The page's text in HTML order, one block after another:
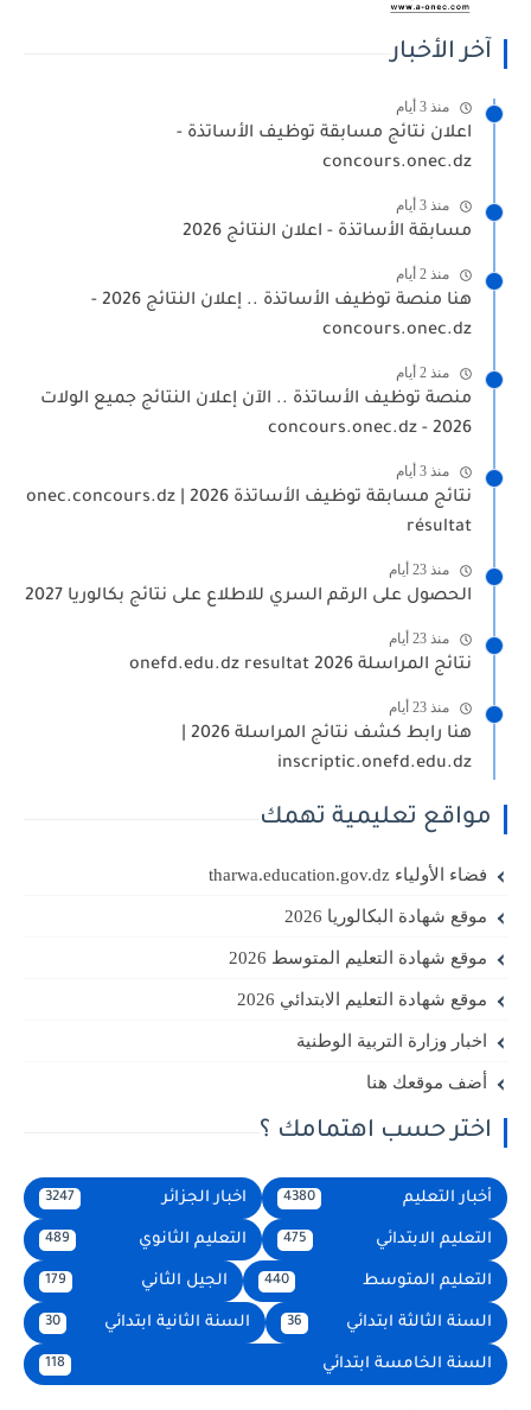
آخر الأخبار
منذ 3 أيام
اعلان نتائج مسابقة توظيف الأساتذة -
concours.onec.dz
منذ 3 أيام
مسابقة الأساتذة - اعلان النتائج 2026
منذ 2 أيام
هنا منصة توظيف الأساتذة .. إعلان النتائج 2026 -
concours.onec.dz
منذ 2 أيام
منصة توظيف الأساتذة .. الآن إعلان النتائج جميع الولات
2026 - concours.onec.dz
منذ 3 أيام
نتائج مسابقة توظيف الأساتذة 2026 | onec.concours.dz
résultat
منذ 23 أيام
الحصول على الرقم السري للاطلاع على نتائج بكالوريا 2027
منذ 23 أيام
نتائج المراسلة 2026 onefd.edu.dz resultat
منذ 23 أيام
هنا رابط كشف نتائج المراسلة 2026 |
inscriptic.onefd.edu.dz
مواقع تعليمية تهمك
فضاء الأولياء tharwa.education.gov.dz
موقع شهادة البكالوريا 2026
موقع شهادة التعليم المتوسط 2026
موقع شهادة التعليم الابتدائي 2026
اخبار وزارة التربية الوطنية
أضف موقعك هنا
اختر حسب اهتمامك ؟
أخبار التعليم 4380 اخبار الجزائر 3247
التعليم الابتدائي 475 التعليم الثانوي 489
التعليم المتوسط 440 الجيل الثاني 179
السنة الثالثة ابتدائي السنة الثانية ابتدائي
السنة الخامسة ابتدائي 118